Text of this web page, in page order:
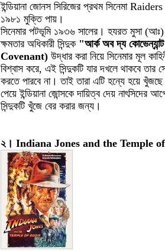
ইন্ডিয়ানা জোনস সিরিজের প্রথম সিনেমা
১৯৮১ মুক্তি পায়।
সিনেমার পটভূমি ১৯৩৬ সালের। হযরত মুসা
ক্ষমতার অধিকারী সিন্দুক "আর্ক অব দ্য
Covenant) উদ্ধার করা নিয়ে সিনেমার মূল
বিশ্বাস করে, এই সিন্দুকটি যার দখলে থাকবে তার
করতে পারবে না। তাই তারা এটি হন্যে হয়ে
পেয়ে ইন্ডিয়ানা জোন্সকে দায়িত্ব দেয় নাৎসিদের
সিন্দুকটি খুঁজে বের করার জন্য।
২। Indiana Jones and the Temple